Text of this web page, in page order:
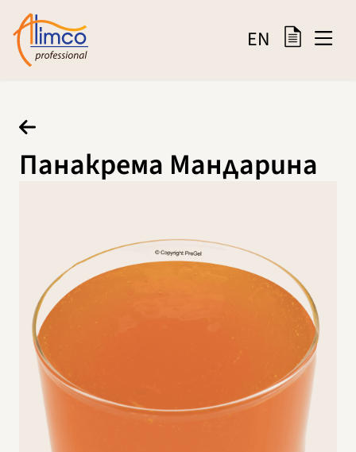
EN
Панакрема Мандарина